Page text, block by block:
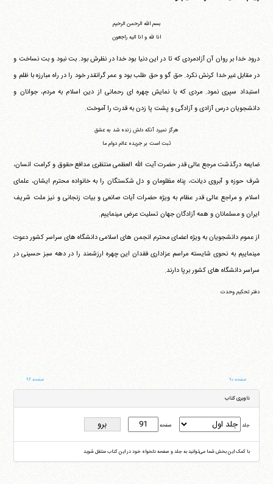
بسم الله الرحمن الرحیم
انا لله و انا الیه راجعون
درود خدا بر روان آن آزادمردی که تا در این دنیا بود خدا در نظرش بود. بت نبود و بت نساخت و
در مقابل غیر خدا کرنش نکرد. حق گو و حق طلب بود و عمر گرانقدر خود را در راه مبارزه با ظلم و
استبداد سپری نمود. مردی که با نمایش چهره ای رحمانی از دین اسلام به مردم، جوانان و
دانشجویان درس آزادی و آزادگی و پشت پا زدن به قدرت را آموخت.
هرگز نمیرد آنکه دلش زنده شد به عشق
ثبت است بر جریده عالم دوام ما
ضایعه درگذشت مرجع عالی قدر حضرت آیت الله العظمی منتظری مدافع حقوق و کرامت انسان،
شرف حوزه و آبروی دیانت، پناه مظلومان و دل شکستگان را به خانواده محترم ایشان، علمای
اسلام و مراجع عالی قدر عظام به ویژه حضرات آیات صانعی و بیات زنجانی و نیز ملت شریف
ایران و مسلمانان و همه آزادگان جهان تسلیت عرض می‎نماییم.
از عموم دانشجویان به ویژه اعضای محترم انجمن های اسلامی دانشگاه های سراسر کشور دعوت
می‎نماییم به نحوی شایسته مراسم عزاداری فقدان این چهره ارزشمند را در دهه سبز حسینی در
سراسر دانشگاه های کشور برپا دارند.
دفتر تحکیم وحدت
صفحه ۹۰ صفحه ۹۲
ناوبری کتاب
جلد صفحه
با کمک این بخش شما می‌توانید به جلد و صفحه دلخواه خود در این کتاب منتقل شوید